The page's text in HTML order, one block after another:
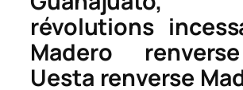
révolutions
Madero
Uesta renverse